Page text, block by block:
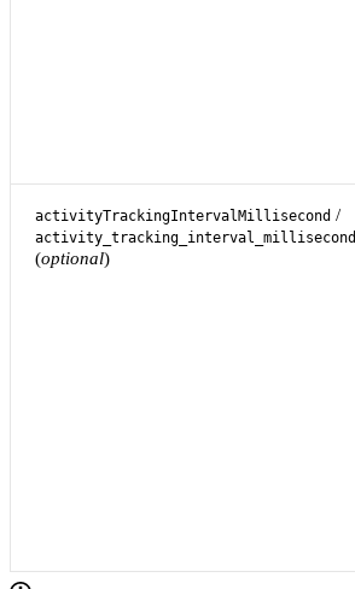
activityTrackingIntervalMillisecond /
activity_tracking_interval_millisecond
(optional)